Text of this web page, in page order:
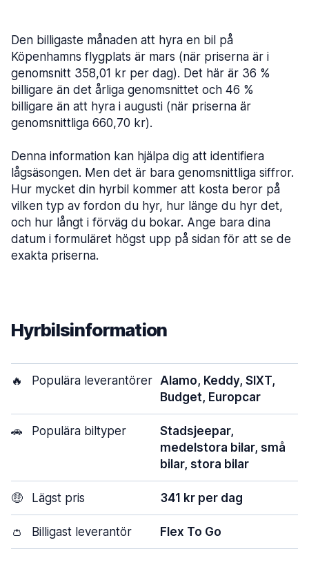
Den billigaste månaden att hyra en bil på
Köpenhamns flygplats är mars (när priserna är i
genomsnitt 358,01 kr per dag). Det här är 36 %
billigare än det årliga genomsnittet och 46 %
billigare än att hyra i augusti (när priserna är
genomsnittliga 660,70 kr).
Denna information kan hjälpa dig att identifiera
lågsäsongen. Men det är bara genomsnittliga siffror.
Hur mycket din hyrbil kommer att kosta beror på
vilken typ av fordon du hyr, hur länge du hyr det,
och hur långt i förväg du bokar. Ange bara dina
datum i formuläret högst upp på sidan för att se de
exakta priserna.
Hyrbilsinformation
🔥 Populära leverantörer Alamo, Keddy, SIXT,
Budget, Europcar
🚗 Populära biltyper
Stadsjeepar,
medelstora bilar, små
bilar, stora bilar
🤑 Lägst pris 341 kr per dag
👛 Billigast leverantör Flex To Go